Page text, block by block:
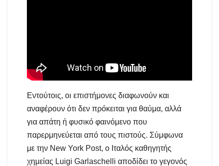
Εντούτοις, οι επιστήμονες διαφωνούν και
αναφέρουν ότι δεν πρόκειται για θαύμα, αλλά
για απάτη ή φυσικό φαινόμενο που
παρερμηνεύεται από τους πιστούς. Σύμφωνα
με την New York Post, ο Ιταλός καθηγητής
χημείας Luigi Garlaschelli αποδίδει το γεγονός